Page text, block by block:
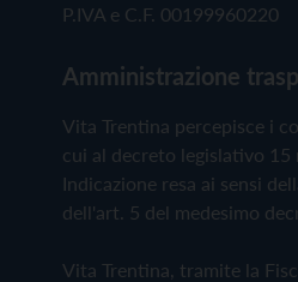
P.IVA e C.F. 00199960220
Amministrazione
Vita Trentina percepisce i
cui al decreto legislativo 15
Indicazione resa ai sensi
dell'art. 5 del medesimo
Vita Trentina, tramite la